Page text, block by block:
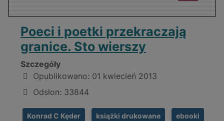
Poeci i poetki przekraczają
granice. Sto wierszy
Szczegóły
Opublikowano: 01 kwiecień 2013
Odsłon: 33844
Konrad C Kęder książki drukowane ebooki